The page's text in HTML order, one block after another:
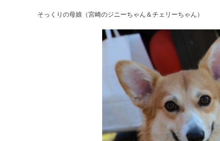
そっくりの母娘（宮崎のジニーちゃん＆チェリーちゃん）